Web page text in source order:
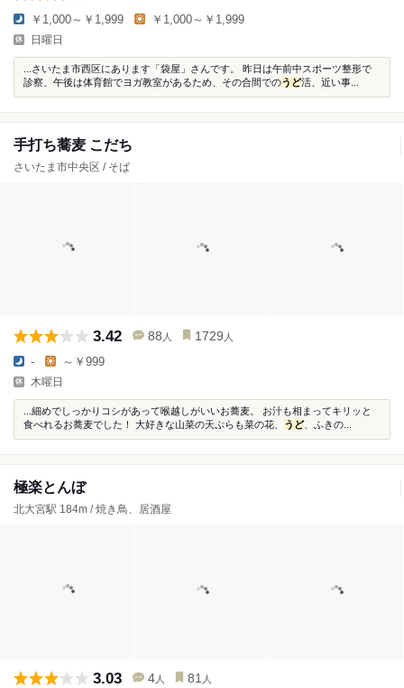
￥1,000～￥1,999 ￥1,000～￥1,999
日曜日
...さいたま市西区にあります「袋屋」さんです。 昨日は午前中スポーツ整形で
診察、午後は体育館でヨガ教室があるため、その合間でのうど活、近い事...
手打ち蕎麦 こだち
さいたま市中央区 / そば
3.42 88 人 1729 人
- ～￥999
木曜日
...細めでしっかりコシがあって喉越しがいいお蕎麦。 お汁も相まってキリッと
食べれるお蕎麦でした！ 大好きな山菜の天ぷらも菜の花、 うど、ふきの...
極楽とんぼ
北大宮駅 184m / 焼き鳥、居酒屋
3.03 4 人 81 人